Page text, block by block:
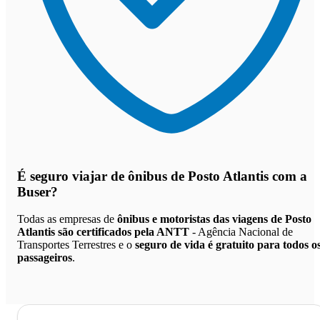
É seguro viajar de ônibus de Posto Atlantis com a
Buser?
Todas as empresas de ônibus e motoristas das viagens de Posto
Atlantis são certificados pela ANTT - Agência Nacional de
Transportes Terrestres e o seguro de vida é gratuito para todos
passageiros.